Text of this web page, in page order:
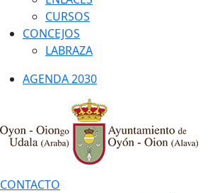
CURSOS
CONCEJOS
LABRAZA
AGENDA 2030
CONTACTO